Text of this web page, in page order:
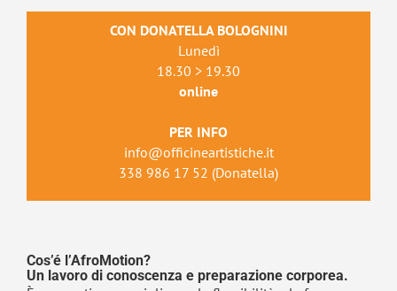
CON DONATELLA BOLOGNINI
Lunedì
18.30 > 19.30
online
PER INFO
info@officineartistiche.it
338 986 17 52 (Donatella)
Cos’é l’AfroMotion?
Un lavoro di conoscenza e preparazione corporea.